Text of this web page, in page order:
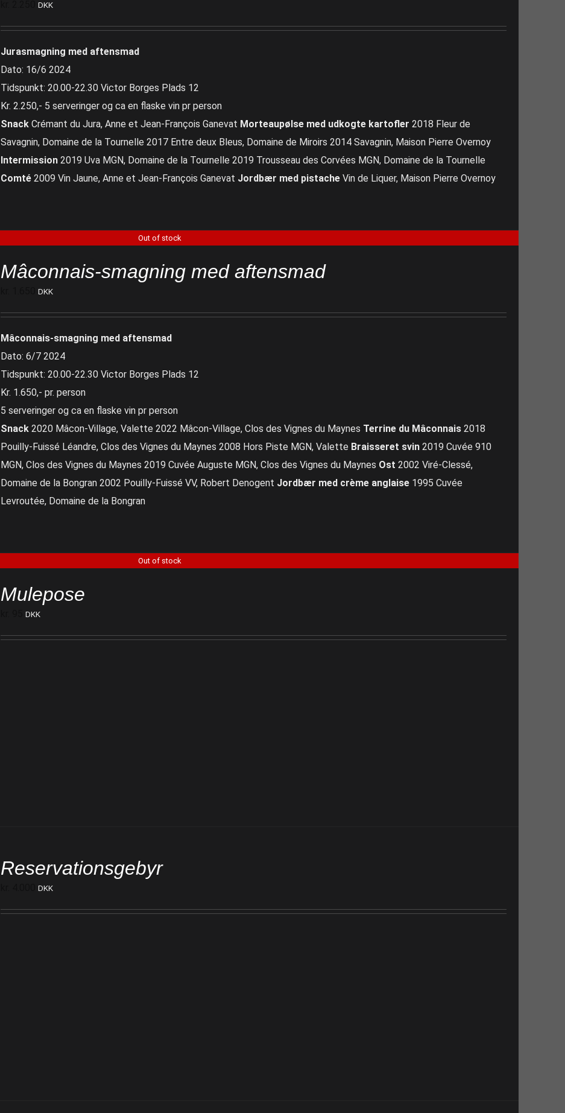
DKK
Jurasmagning med aftensmad
Dato: 16/6 2024
Tidspunkt: 20.00-22.30 Victor Borges Plads 12
Kr. 2.250,- 5 serveringer og ca en flaske vin pr person
Snack Crémant du Jura, Anne et Jean-François Ganevat Morteaupølse med udkogte kartofler 2018 Fleur de
Savagnin, Domaine de la Tournelle 2017 Entre deux Bleus, Domaine de Miroirs 2014 Savagnin, Maison Pierre Overnoy
Intermission2019 Uva MGN, Domaine de la Tournelle 2019 Trousseau des Corvées MGN, Domaine de la Tournelle
Comté2009 Vin Jaune, Anne et Jean-François Ganevat Jordbær med pistacheVin de Liquer, Maison Pierre Overnoy
Out of stock
Mâconnais-smagning med aftensmad
DKK
Mâconnais-smagning med aftensmad
Dato: 6/7 2024
Tidspunkt: 20.00-22.30 Victor Borges Plads 12
Kr. 1.650,- pr. person
5 serveringer og ca en flaske vin pr person
Snack2020 Mâcon-Village, Valette 2022 Mâcon-Village, Clos des Vignes du Maynes Terrine du Mâconnais2018
Pouilly-Fuissé Léandre, Clos des Vignes du Maynes 2008 Hors Piste MGN, Valette Braisseret svin2019 Cuvée 910
MGN, Clos des Vignes du Maynes 2019 Cuvée Auguste MGN, Clos des Vignes du Maynes Ost 2002 Viré-Clessé,
Domaine de la Bongran 2002 Pouilly-Fuissé VV, Robert Denogent Jordbær med crème anglaise1995 Cuvée
Levroutée, Domaine de la Bongran
Out of stock
Mulepose
DKK
Reservationsgebyr
DKK